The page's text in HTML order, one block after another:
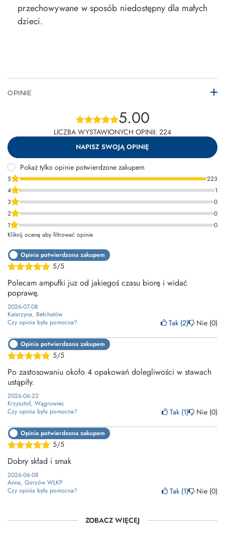
przechowywane w sposób niedostępny dla małych
dzieci.
OPINIE
5.00
LICZBA WYSTAWIONYCH OPINII: 224
NAPISZ SWOJĄ OPINIĘ
Pokaż tylko opinie potwierdzone zakupem
5
223
4
1
3
0
2
0
1
0
Kliknij ocenę aby filtrować opinie
5/5
Opinia potwierdzona zakupem
Polecam ampułki juz od jakiegoś czasu biorę i widać
poprawę.
2026-07-08
Katarzyna, Bełchatów
Czy opinia była pomocna?
Tak 2 Nie 0
5/5
Opinia potwierdzona zakupem
Po zastosowaniu około 4 opakowań dolegliwości w stawach
ustąpiły.
2026-06-22
Krzysztof, Wągrowiec
Czy opinia była pomocna?
Tak 1 Nie 0
5/5
Opinia potwierdzona zakupem
Dobry skład i smak
2026-06-08
Anna, Gorzów WLKP
Czy opinia była pomocna?
Tak 1 Nie 0
ZOBACZ WIĘCEJ